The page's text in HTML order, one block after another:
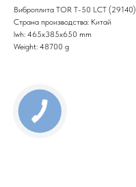
Виброплита TOR T-50 LCT (29140)
Страна производства: Китай
lwh: 465x385x650 mm
Weight: 48700 g